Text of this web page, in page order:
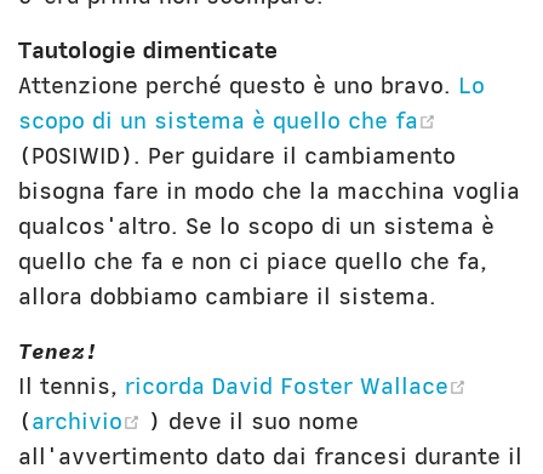
Tautologie dimenticate
Attenzione perché questo è uno bravo. Lo
scopo di un sistema è quello che fa
(POSIWID). Per guidare il cambiamento
bisogna fare in modo che la macchina voglia
qualcos'altro. Se lo scopo di un sistema è
quello che fa e non ci piace quello che fa,
allora dobbiamo cambiare il sistema.
Tenez!
Il tennis, ricorda David Foster Wallace
(archivio (opens new window)
) deve il suo nome
all'avvertimento dato dai francesi durante il